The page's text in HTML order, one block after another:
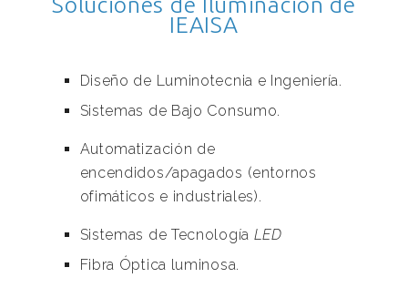
IEAISA
Diseño de Luminotecnia e Ingeniería.
Sistemas de Bajo Consumo.
Automatización de
encendidos/apagados (entornos
ofimáticos e industriales).
Sistemas de Tecnología LED
Fibra Óptica luminosa.